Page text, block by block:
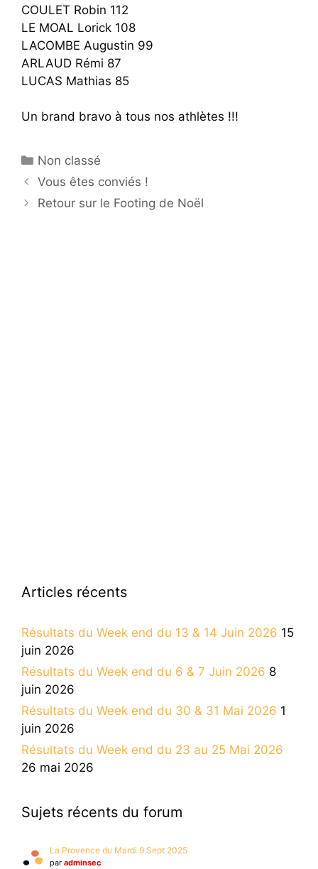
COULET Robin 112
LE MOAL Lorick 108
LACOMBE Augustin 99
ARLAUD Rémi 87
LUCAS Mathias 85
Un brand bravo à tous nos athlètes !!!
Catégories
Non classé
Vous êtes conviés !
Retour sur le Footing de Noël
Articles récents
Résultats du Week end du 13 & 14 Juin 2026 15
juin 2026
Résultats du Week end du 6 & 7 Juin 2026 8
juin 2026
Résultats du Week end du 30 & 31 Mai 2026 1
juin 2026
Résultats du Week end du 23 au 25 Mai 2026
26 mai 2026
Sujets récents du forum
La Provence du Mardi 9 Sept 2025
par adminsec